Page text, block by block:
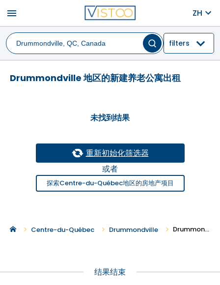
menu ZH
filters
Drummondville 地区的新建养老公寓出租
未找到结果
重新初始化筛选器
或者
探索Centre-du-Québec地区的房地产项目
Centre-du-Québec Drummondville Drummondville 地区的新建养老公寓出租
结果结束